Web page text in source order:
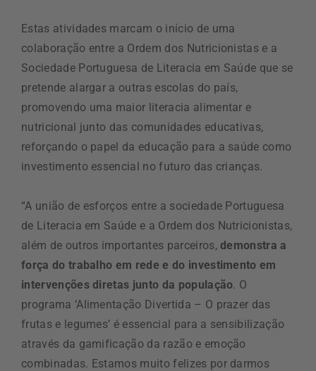
Estas atividades marcam o início de uma
colaboração entre a Ordem dos Nutricionistas e a
Sociedade Portuguesa de Literacia em Saúde que se
pretende alargar a outras escolas do país,
promovendo uma maior literacia alimentar e
nutricional junto das comunidades educativas,
reforçando o papel da educação para a saúde como
investimento essencial no futuro das crianças.
“A união de esforços entre a sociedade Portuguesa
de Literacia em Saúde e a Ordem dos Nutricionistas,
além de outros importantes parceiros,demonstra a
força do trabalho em rede e do investimento em
intervenções diretas junto da população. O
programa ‘Alimentação Divertida – O prazer das
frutas e legumes’ é essencial para a sensibilização
através da gamificação da razão e emoção
combinadas. Estamos muito felizes por darmos